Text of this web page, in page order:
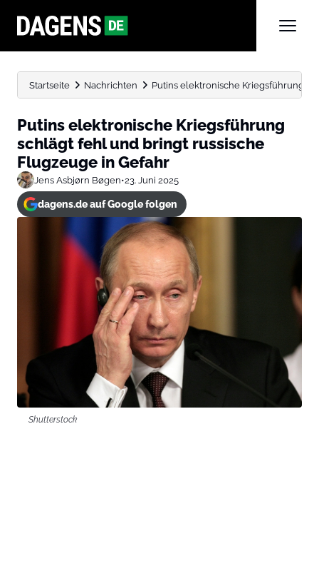
Startseite Nachrichten Putins elektronische Kriegsführung
Putins elektronische Kriegsführung
schlägt fehl und bringt russische
Flugzeuge in Gefahr
Jens Asbjørn Bøgen•23. Juni 2025
dagens.de auf Google folgen
Shutterstock